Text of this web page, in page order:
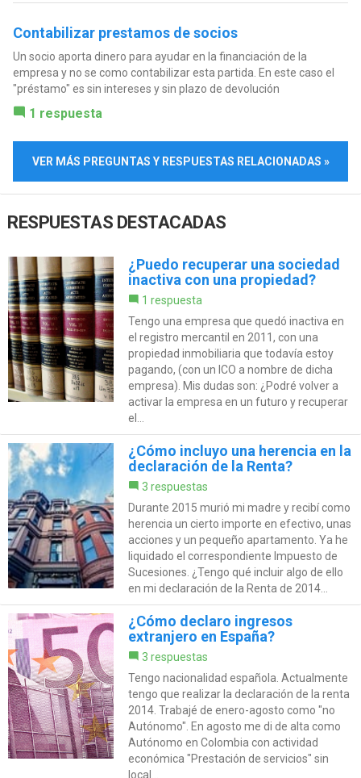
Contabilizar prestamos de socios
Un socio aporta dinero para ayudar en la financiación de la
empresa y no se como contabilizar esta partida. En este caso el
"préstamo" es sin intereses y sin plazo de devolución
1 respuesta
VER MÁS PREGUNTAS Y RESPUESTAS RELACIONADAS »
RESPUESTAS DESTACADAS
¿Puedo recuperar una sociedad
inactiva con una propiedad?
1 respuesta
Tengo una empresa que quedó inactiva en
el registro mercantil en 2011, con una
propiedad inmobiliaria que todavía estoy
pagando, (con un ICO a nombre de dicha
empresa). Mis dudas son: ¿Podré volver a
activar la empresa en un futuro y recuperar
el...
¿Cómo incluyo una herencia en la
declaración de la Renta?
3 respuestas
Durante 2015 murió mi madre y recibí como
herencia un cierto importe en efectivo, unas
acciones y un pequeño apartamento. Ya he
liquidado el correspondiente Impuesto de
Sucesiones. ¿Tengo qué incluir algo de ello
en mi declaración de la Renta de 2014...
¿Cómo declaro ingresos
extranjero en España?
3 respuestas
Tengo nacionalidad española. Actualmente
tengo que realizar la declaración de la renta
2014. Trabajé de enero-agosto como "no
Autónomo". En agosto me di de alta como
Autónomo en Colombia con actividad
económica "Prestación de servicios" sin
local...